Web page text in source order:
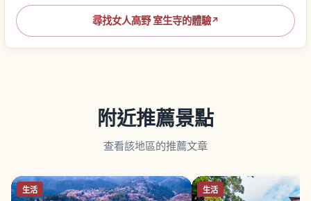
尋找女人高野 室生寺的體驗↗
附近推薦景點
查看該地區的推薦文章
生活 生活